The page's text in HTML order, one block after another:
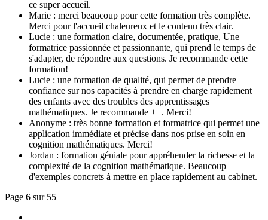
ce super accueil.
Marie : merci beaucoup pour cette formation très complète.
Merci pour l'accueil chaleureux et le contenu très clair.
Lucie : une formation claire, documentée, pratique, Une
formatrice passionnée et passionnante, qui prend le temps de
s'adapter, de répondre aux questions. Je recommande cette
formation!
Lucie : une formation de qualité, qui permet de prendre
confiance sur nos capacités à prendre en charge rapidement
des enfants avec des troubles des apprentissages
mathématiques. Je recommande ++. Merci!
Anonyme : très bonne formation et formatrice qui permet une
application immédiate et précise dans nos prise en soin en
cognition mathématiques. Merci!
Jordan : formation géniale pour appréhender la richesse et la
complexité de la cognition mathématique. Beaucoup
d'exemples concrets à mettre en place rapidement au cabinet.
Page 6 sur 55